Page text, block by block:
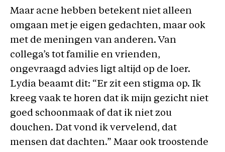
Maar acne hebben betekent niet alleen
omgaan met je eigen gedachten, maar ook
met de meningen van anderen. Van
collega’s tot familie en vrienden,
ongevraagd advies ligt altijd op de loer.
Lydia beaamt dit: “Er zit een stigma op. Ik
kreeg vaak te horen dat ik mijn gezicht niet
goed schoonmaak of dat ik niet zou
douchen. Dat vond ik vervelend, dat
mensen dat dachten.” Maar ook troostende